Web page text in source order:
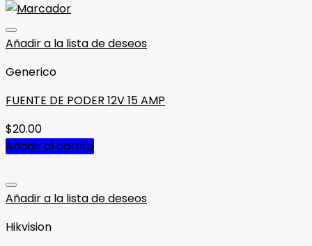
Añadir a la lista de deseos
Generico
FUENTE DE PODER 12V 15 AMP
$20.00
Añadir al carrito
Añadir a la lista de deseos
Hikvision